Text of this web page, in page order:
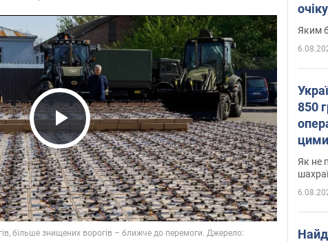
Play Video
Яким
850
Як не